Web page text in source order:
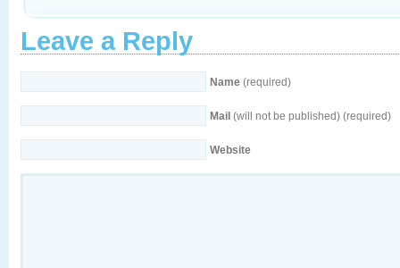
Leave a Reply
Name (required)
Mail (will not be published) (required)
Website